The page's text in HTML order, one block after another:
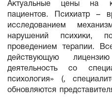
Актуальные цены на
пациентов. Психиатр –
исследованием
нарушений психики,
проведением терапии.
действующую
деятельность со
психология» (,
обновляются